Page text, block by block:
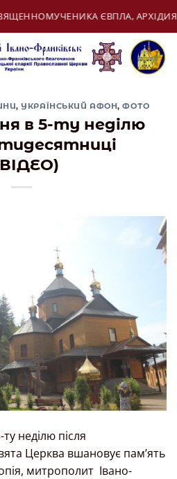
,УКРАЇНСЬКИЙ АФОН,ФОТО
в 5-ту неділю
неділю після
Церква вшановує пам’ять
митрополит Івано-